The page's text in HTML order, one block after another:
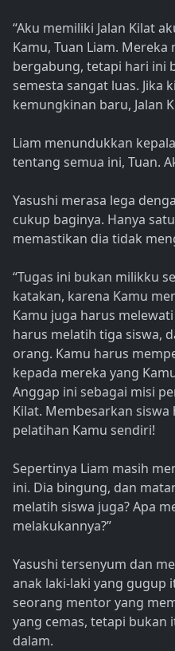
“Aku memiliki Jalan Kilat
Kamu, Tuan Liam.
bergabung, tetapi hari ini
semesta sangat luas. Jika
kemungkinan baru, Jalan
Liam menundukkan
tentang semua ini, Tuan.
Yasushi merasa lega
cukup baginya. Hanya
memastikan dia tidak
“Tugas ini bukan milikku
katakan, karena Kamu
Kamu juga harus melewati
harus melatih tiga siswa,
orang. Kamu harus
kepada mereka yang
Anggap ini sebagai misi
Kilat. Membesarkan
pelatihan Kamu sendiri!
Sepertinya Liam masih
ini. Dia bingung, dan
melatih siswa juga? Apa
melakukannya?”
Yasushi tersenyum dan
anak laki-laki yang gugup
seorang mentor yang
yang cemas, tetapi bukan
dalam.